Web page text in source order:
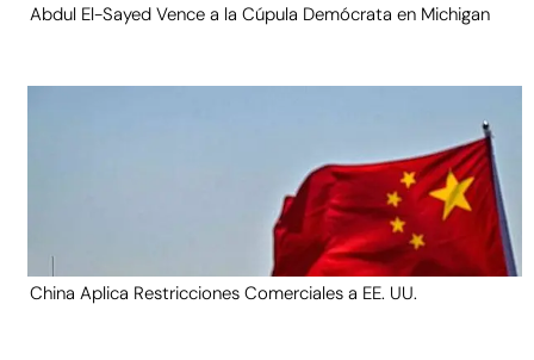
Abdul El-Sayed Vence a la Cúpula Demócrata en Michigan
China Aplica Restricciones Comerciales a EE. UU.